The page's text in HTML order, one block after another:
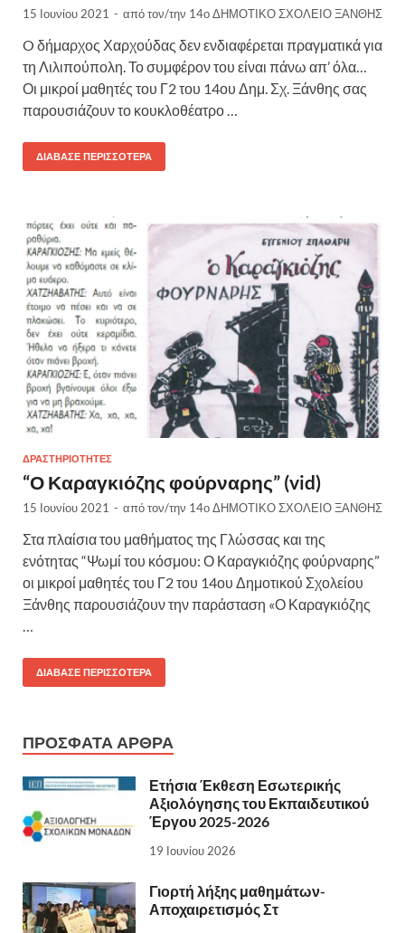
15 Ιουνίου 2021 - από τον/την 14ο ΔΗΜΟΤΙΚΟ ΣΧΟΛΕΙΟ ΞΑΝΘΗΣ
O δήμαρχος Χαρχούδας δεν ενδιαφέρεται πραγματικά για
τη Λιλιπούπολη. Το συμφέρον του είναι πάνω απ’ όλα…
Οι μικροί μαθητές του Γ2 του 14ου Δημ. Σχ. Ξάνθης σας
παρουσιάζουν το κουκλοθέατρο …
ΔΙΆΒΑΣΕ ΠΕΡΙΣΣΌΤΕΡΑ
ΔΡΑΣΤΗΡΙΌΤΗΤΕΣ
“Ο Καραγκιόζης φούρναρης” (vid)
15 Ιουνίου 2021 - από τον/την 14ο ΔΗΜΟΤΙΚΟ ΣΧΟΛΕΙΟ ΞΑΝΘΗΣ
Στα πλαίσια του μαθήματος της Γλώσσας και της
ενότητας “Ψωμί του κόσμου: Ο Καραγκιόζης φούρναρης”
οι μικροί μαθητές του Γ2 του 14ου Δημοτικού Σχολείου
Ξάνθης παρουσιάζουν την παράσταση «Ο Καραγκιόζης
…
ΔΙΆΒΑΣΕ ΠΕΡΙΣΣΌΤΕΡΑ
ΠΡΌΣΦΑΤΑ ΆΡΘΡΑ
Ετήσια Έκθεση Εσωτερικής
Αξιολόγησης του Εκπαιδευτικού
Έργου 2025-2026
19 Ιουνίου 2026
Γιορτή λήξης μαθημάτων-
Αποχαιρετισμός Στ